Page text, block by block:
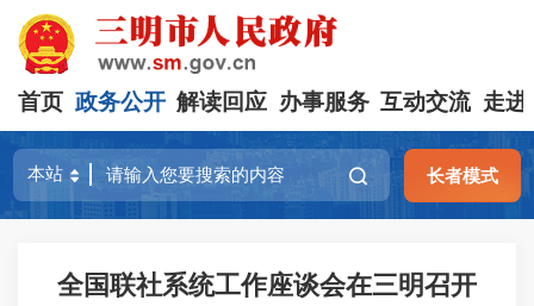
首页 政务公开 解读回应 办事服务 互动交流 走进
长者模式
全国联社系统工作座谈会在三明召开